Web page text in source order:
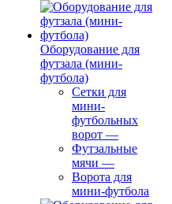
Оборудование для
футзала (мини-
футбола)
Сетки для
мини-
футбольных
ворот —
Футзальные
мячи —
Ворота для
мини-футбола